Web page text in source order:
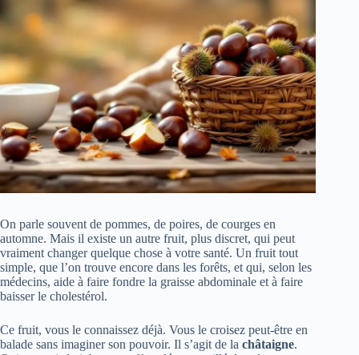
On parle souvent de pommes, de poires, de courges en
automne. Mais il existe un autre fruit, plus discret, qui peut
vraiment changer quelque chose à votre santé. Un fruit tout
simple, que l’on trouve encore dans les forêts, et qui, selon les
médecins, aide à faire fondre la graisse abdominale et à faire
baisser le cholestérol.
Ce fruit, vous le connaissez déjà. Vous le croisez peut-être en
balade sans imaginer son pouvoir. Il s’agit de la châtaigne.